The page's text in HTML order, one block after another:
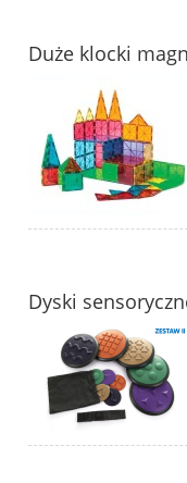
Duże klocki
Dyski